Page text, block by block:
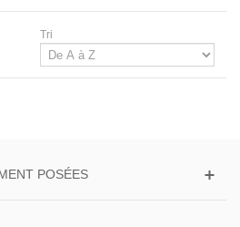
Tri
POSÉES